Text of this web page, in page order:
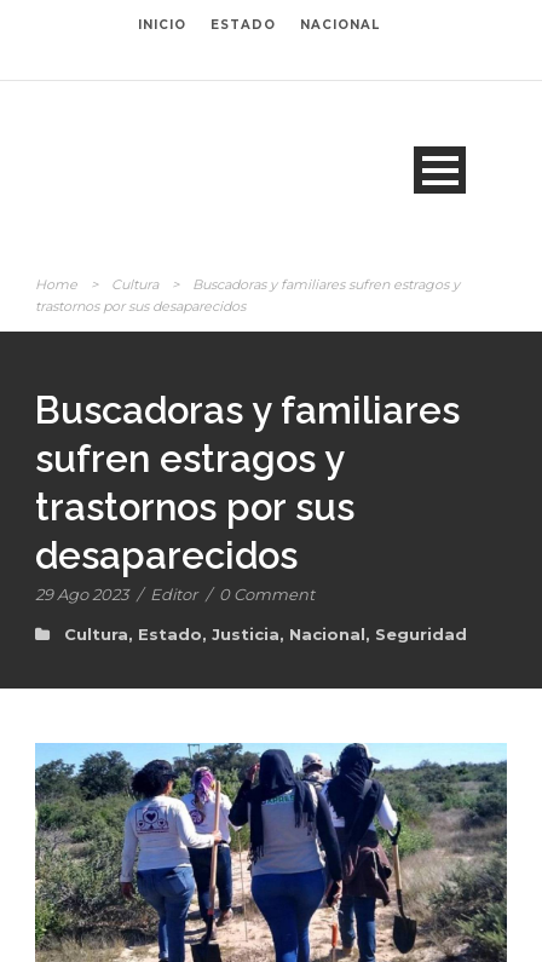
INICIO ESTADO NACIONAL
Home > Cultura >
Buscadoras y familiares sufren estragos y
trastornos por sus desaparecidos
Buscadoras y familiares
sufren estragos y
trastornos por sus
desaparecidos
29 Ago 2023 / Editor / 0 Comment
Cultura, Estado, Justicia, Nacional, Seguridad